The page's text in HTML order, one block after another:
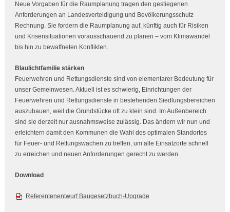
Neue Vorgaben für die Raumplanung tragen den gestiegenen
Anforderungen an Landesverteidigung und Bevölkerungsschutz
Rechnung. Sie fordern die Raumplanung auf, künftig auch für Risiken
und Krisensituationen vorausschauend zu planen – vom Klimawandel
bis hin zu bewaffneten Konflikten.
Blaulichtfamilie stärken
Feuerwehren und Rettungsdienste sind von elementarer Bedeutung für
unser Gemeinwesen. Aktuell ist es schwierig, Einrichtungen der
Feuerwehren und Rettungsdienste in bestehenden Siedlungsbereichen
auszubauen, weil die Grundstücke oft zu klein sind. Im Außenbereich
sind sie derzeit nur ausnahmsweise zulässig. Das ändern wir nun und
erleichtern damit den Kommunen die Wahl des optimalen Standortes
für Feuer- und Rettungswachen zu treffen, um alle Einsatzorte schnell
zu erreichen und neuen Anforderungen gerecht zu werden.
Download
Referentenentwurf Baugesetzbuch-Upgrade